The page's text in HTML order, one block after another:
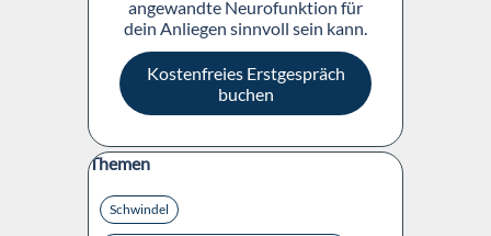
angewandte Neurofunktion für
dein Anliegen sinnvoll sein kann.
Kostenfreies Erstgespräch
buchen
Block überspringen Themen
Themen
Schwindel